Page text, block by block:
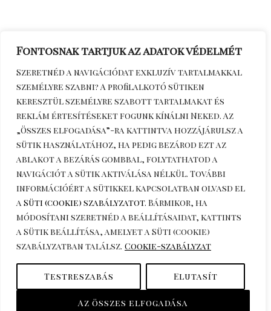
Fontosnak tartjuk az adatok védelmét
Szeretnéd a navigációdat exkluzív tartalmakkal
személyre szabni? A profilalkotó sütiken
keresztül személyre szabott tartalmakat és
reklám értesítéseket fogunk kínálni Neked. Az
„Összes elfogadása”-ra kattintva hozzájárulsz a
sütik használatához, ha pedig bezárod ezt az
ablakot a bezárás gombbal, folytathatod a
navigációt a sütik aktiválása nélkül. További
információért a sütikkel kapcsolatban olvasd el
a Süti (cookie) szabályzatot. Bármikor, ha
módosítani szeretnéd a beállításaidat, kattints
a Sütik beállítása, amelyet a Süti (cookie)
szabályzatban találsz. Cookie-szabályzat
Testreszabás Elutasít
Az összes elfogadása
Érdeklődöm telefonon+36306270964
Copyright © 2026 katuska.hu.
Powered by katuska.hu.